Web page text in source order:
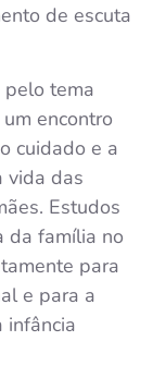
de escuta
pelo tema
encontro
cuidado e a
vida das
Estudos
da família no
para
e para a
infância